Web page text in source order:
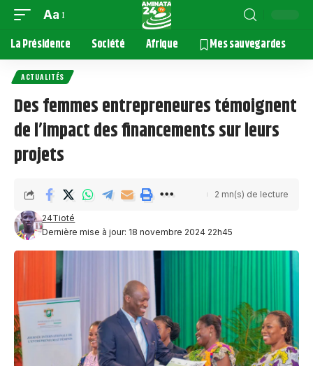
Aa
La Présidence Société Afrique Mes sauvegardes
ACTUALITÉS
Des femmes entrepreneures témoignent
de l’impact des financements sur leurs
projets
Dernière mise à jour: 18 novembre 2024 22h45
24Tioté
2 mn(s) de lecture